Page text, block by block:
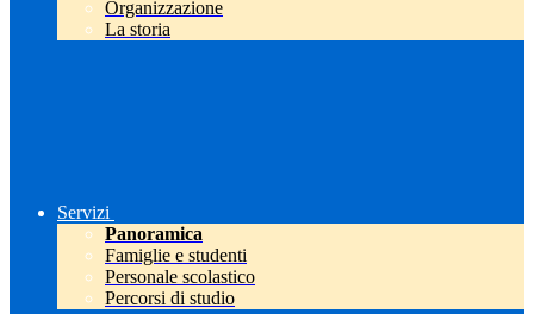
Organizzazione
La storia
Servizi
Panoramica
Famiglie e studenti
Personale scolastico
Percorsi di studio